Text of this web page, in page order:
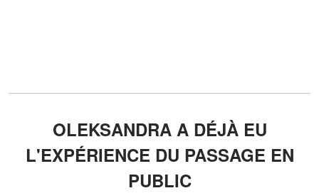
OLEKSANDRA A DÉJÀ EU
L'EXPÉRIENCE DU PASSAGE EN
PUBLIC